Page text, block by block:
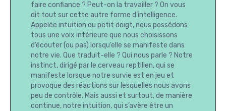
faire confiance ? Peut-on la travailler ? On vous
dit tout sur cette autre forme d’intelligence.
Appelée intuition ou petit doigt, nous possédons
tous une voix intérieure que nous choisissons
d’écouter (ou pas) lorsqu’elle se manifeste dans
notre vie. Que traduit-elle ? Qui nous parle ? Notre
instinct, dirigé par le cerveau reptilien, qui se
manifeste lorsque notre survie est en jeu et
provoque des réactions sur lesquelles nous avons
peu de contrôle. Mais aussi et surtout, de manière
continue, notre intuition, qui s’avère être un